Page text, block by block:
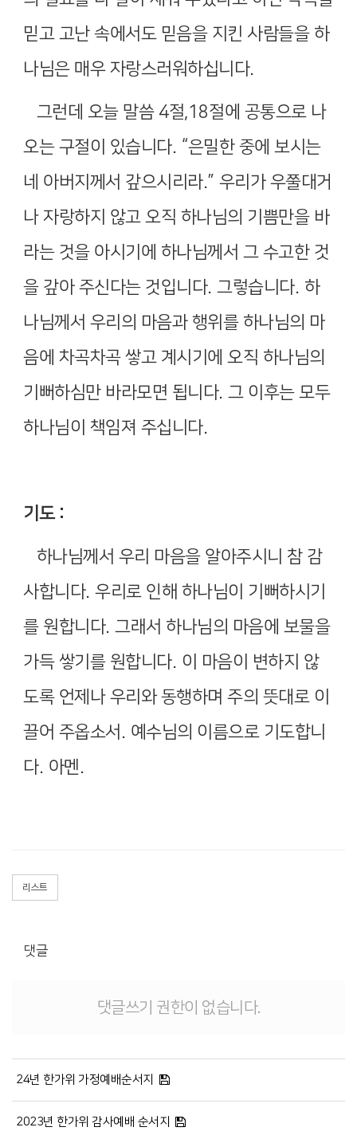
믿고 고난 속에서도 믿음을 지킨 사람들을 하
나님은 매우 자랑스러워하십니다.
그런데 오늘 말씀 4절,18절에 공통으로 나
오는 구절이 있습니다. “은밀한 중에 보시는
네 아버지께서 갚으시리라.” 우리가 우쭐대거
나 자랑하지 않고 오직 하나님의 기쁨만을 바
라는 것을 아시기에 하나님께서 그 수고한 것
을 갚아 주신다는 것입니다. 그렇습니다. 하
나님께서 우리의 마음과 행위를 하나님의 마
음에 차곡차곡 쌓고 계시기에 오직 하나님의
기뻐하심만 바라모면 됩니다. 그 이후는 모두
하나님이 책임져 주십니다.
기도 :
하나님께서 우리 마음을 알아주시니 참 감
사합니다. 우리로 인해 하나님이 기뻐하시기
를 원합니다. 그래서 하나님의 마음에 보물을
가득 쌓기를 원합니다. 이 마음이 변하지 않
도록 언제나 우리와 동행하며 주의 뜻대로 이
끌어 주옵소서 . 예수님의 이름으로 기도합니
다. 아멘.
리스트
댓글
댓글쓰기 권한이 없습니다.
24년 한가위 가정예배순서지
2023년 한가위 감사예배 순서지